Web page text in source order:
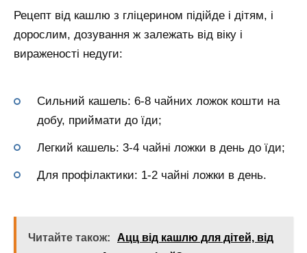
Рецепт від кашлю з гліцерином підійде і дітям, і
дорослим, дозування ж залежать від віку і
вираженості недуги:
Сильний кашель: 6-8 чайних ложок кошти на
добу, приймати до їди;
Легкий кашель: 3-4 чайні ложки в день до їди;
Для профілактики: 1-2 чайні ложки в день.
Читайте також:
Ацц від кашлю для дітей, від